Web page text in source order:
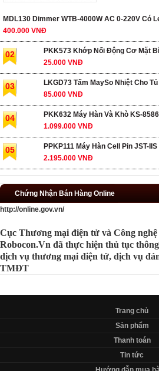
MDL130 Dimmer WTB-4000W AC 0-220V Có
400.000 VNĐ
02
PKK573 Khớp Nối Động Cơ Mặt
25.000 VNĐ
03
LKGD73 Tấm MaySo Nhiệt Cho Tủ
85.000 VNĐ
04
PKK632 Máy Hàn Và Khò KS-
1.099.000 VNĐ
05
PPKP111 Máy Hàn Cell Pin JST-
2.195.000 VNĐ
Chứng Nhận Bán Hàng Online
http://online.gov.vn/
Cục Thương mại điện tử và Công
Robocon.Vn đã thực hiện thủ tục
dịch vụ thương mại điện tử, dịch vụ
TMĐT
Trang chủ
Sản phẩm
Thanh toán
Tin tức